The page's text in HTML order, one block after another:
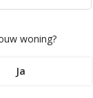
woning?
Ja